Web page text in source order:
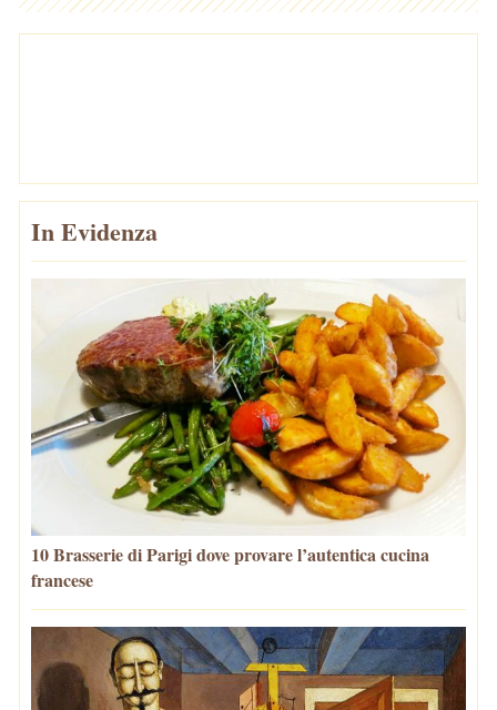
In Evidenza
10 Brasserie di Parigi dove provare l’autentica cucina
francese